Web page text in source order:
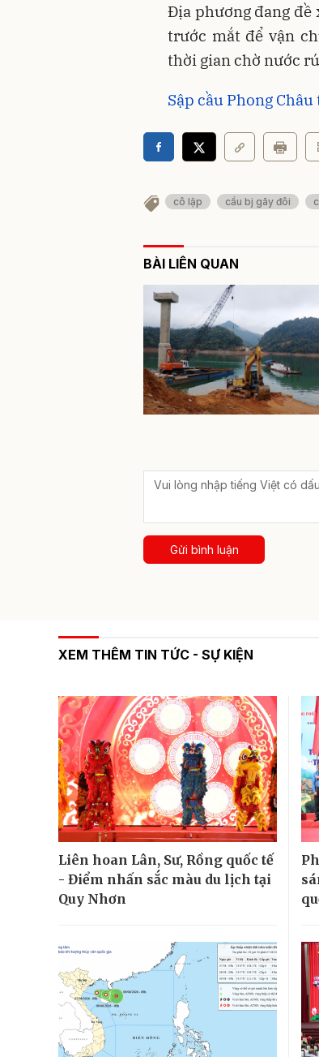
Địa phương đang đề
trước mắt để vận
thời gian chờ nước
Sập cầu Phong
cô lập cầu bj gãy đôi
BÀI LIÊN QUAN
Gửi bình luận
XEM THÊM TIN TỨC - SỰ KIỆN
Liên hoan Lân, Sư, Rồng quốc tế
- Điểm nhấn sắc màu du lịch tại
Quy Nhơn